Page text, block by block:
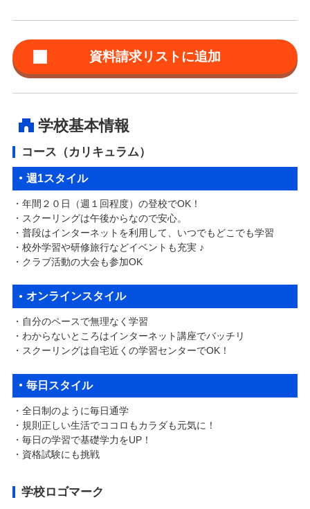
学校基本情報
コース（カリキュラム）
週1スタイル
・年間２０日（週１回程度）の登校でOK！
・スクーリングは午後からなので安心。
・普段はインターネットを利用して、いつでもどこでも学習
​・校外学習や研修旅行などイベントも充実 ♪
・クラブ活動の大会も参加OK​
オンラインスタイル
・自分のペースで無理なく学習
・わからないところはインターネット講座でバッチリ
​・スクーリングは自宅近くの学習センターでOK！
毎日スタイル
・全日制のように毎日通学
・規則正しい生活でココロもカラダも元気に！
​・毎日の学習で基礎学力をUP！
・資格試験にも挑戦
学校ロゴマーク